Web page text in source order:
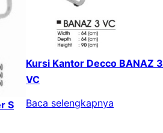
S
Kursi Kantor Decco BANAZ 3
VC
Baca selengkapnya